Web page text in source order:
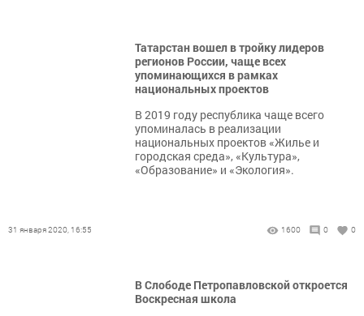
Татарстан вошел в тройку лидеров
регионов России, чаще всех
упоминающихся в рамках
национальных проектов
В 2019 году республика чаще всего
упоминалась в реализации
национальных проектов «Жилье и
городская среда», «Культура»,
«Образование» и «Экология».
31 января 2020, 16:55 1600 0 0
В Слободе Петропавловской откроется
Воскресная школа